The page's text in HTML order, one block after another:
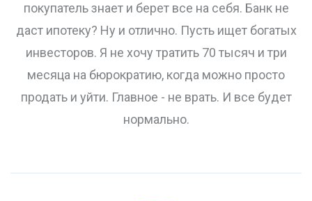
покупатель знает и берет все на себя. Банк не
даст ипотеку? Ну и отлично. Пусть ищет богатых
инвесторов. Я не хочу тратить 70 тысяч и три
месяца на бюрократию, когда можно просто
продать и уйти. Главное - не врать. И все будет
нормально.